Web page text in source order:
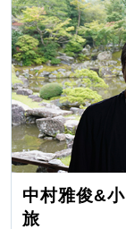
中村雅俊&
旅